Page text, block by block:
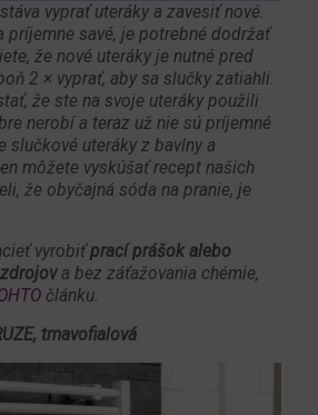
vyprať uteráky a zavesiť nové.
príjemne savé, je potrebné dodržať
že nové uteráky je nutné pred
2 × vyprať, aby sa slučky zatiahli.
že ste na svoje uteráky použili
nerobí a teraz už nie sú príjemné
slučkové uteráky z bavlny a
môžete vyskúšať recept našich
že obyčajná sóda na pranie, je
vyrobiťprací prášok alebo
a bez záťažovania chémie,
článku.
tmavofialová